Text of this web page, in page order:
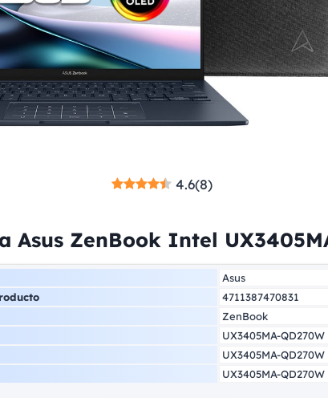
4.6(8)
Asus ZenBook Intel
Asus
4711387470831
ZenBook
UX3405MA-QD270W
UX3405MA-QD270W
UX3405MA-QD270W